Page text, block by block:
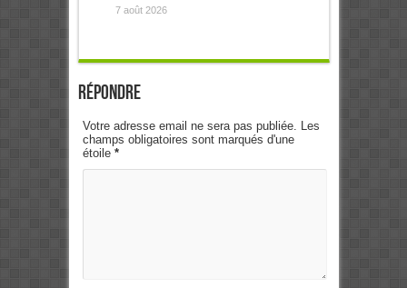
7 août 2026
Répondre
Votre adresse email ne sera pas publiée. Les
champs obligatoires sont marqués d'une
étoile *